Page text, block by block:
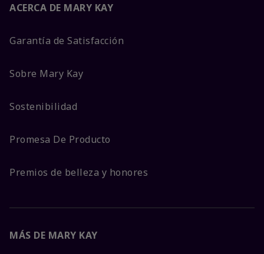
ACERCA DE MARY KAY
Garantía de Satisfacción
Sobre Mary Kay
Sostenibilidad
Promesa De Producto
Premios de belleza y honores
MÁS DE MARY KAY